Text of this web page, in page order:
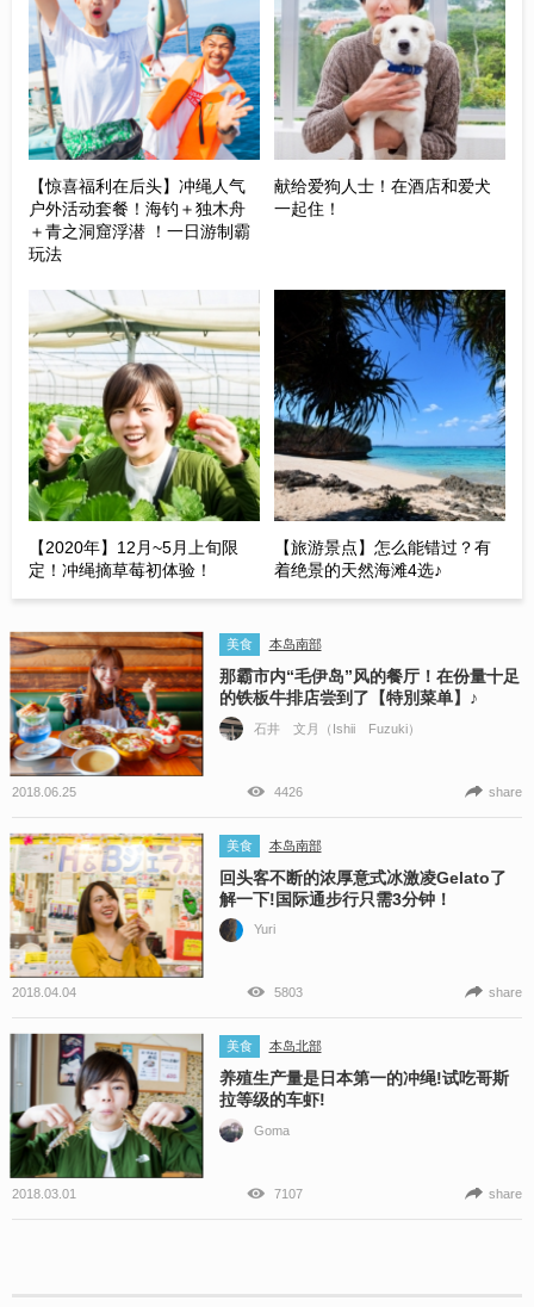
【惊喜福利在后头】冲绳人气
户外活动套餐！海钓＋独木舟
＋青之洞窟浮潜 ！一日游制霸
玩法
献给爱狗人士！在酒店和爱犬
一起住！
【2020年】12月~5月上旬限
定！冲绳摘草莓初体验！
【旅游景点】怎么能错过？有
着绝景的天然海滩4选♪
美食 本岛南部
那霸市内“毛伊岛”风的餐厅！在份量十足
的铁板牛排店尝到了【特別菜单】♪
石井 文月（Ishii Fuzuki）
2018.06.25 4426 share
美食 本岛南部
回头客不断的浓厚意式冰激凌Gelato了
解一下!国际通步行只需3分钟！
Yuri
2018.04.04 5803 share
美食 本岛北部
养殖生产量是日本第一的冲绳!试吃哥斯
拉等级的车虾!
Goma
2018.03.01 7107 share